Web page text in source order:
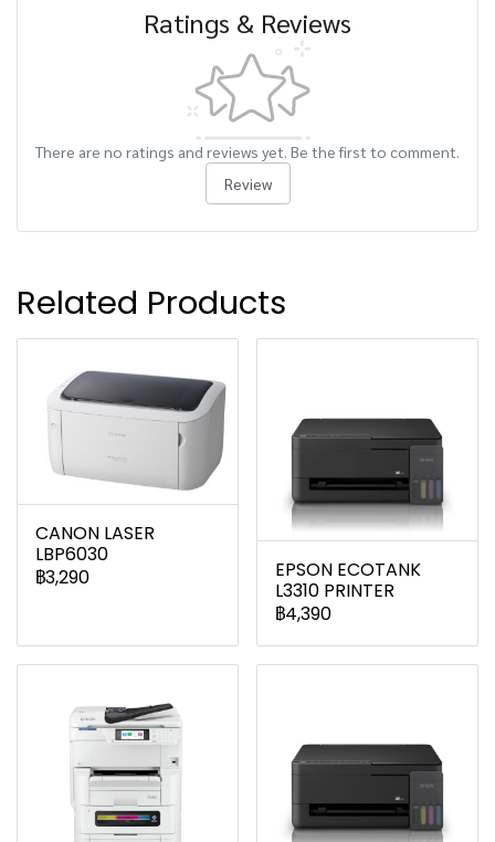
Ratings & Reviews
There are no ratings and reviews yet. Be the first to comment.
Review
Related Products
CANON LASER
LBP6030
฿3,290
EPSON ECOTANK
L3310 PRINTER
฿4,390